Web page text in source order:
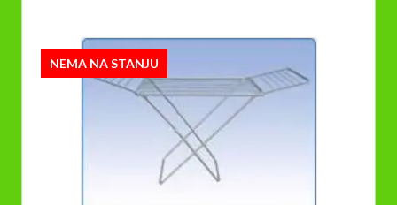
NEMA NA STANJU